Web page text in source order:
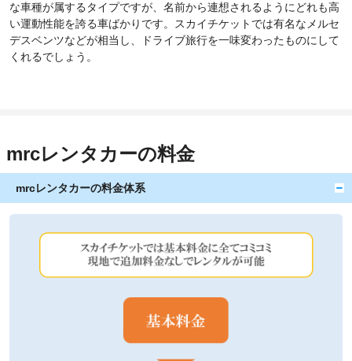
な車種が属するタイプですが、名前から連想されるようにどれも高
い運動性能を誇る車ばかりです。スカイチケットでは有名なメルセ
デスベンツなどが相当し、ドライブ旅行を一味変わったものにして
くれるでしょう。
mrcレンタカーの料金
mrcレンタカーの料金体系